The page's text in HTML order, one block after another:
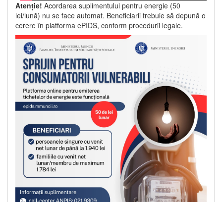
Atenție! Acordarea suplimentului pentru energie (50
lei/lună) nu se face automat. Beneficiarii trebuie să depună o
cerere în platforma ePIDS, conform procedurii legale.